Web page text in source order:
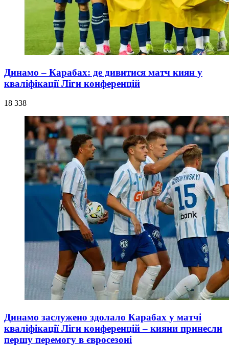
Динамо – Карабах: де дивитися матч киян у
кваліфікації Ліги конференцій
18 338
Динамо заслужено здолало Карабах у матчі
кваліфікації Ліги конференцій – кияни принесли
першу перемогу в євросезоні